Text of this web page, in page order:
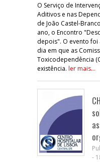
O Serviço de
Aditivos e nas
de João Castel-
ano, o Encontro
depois". O evento
dia em que as
Toxicodependência
existência. ler mais...
-